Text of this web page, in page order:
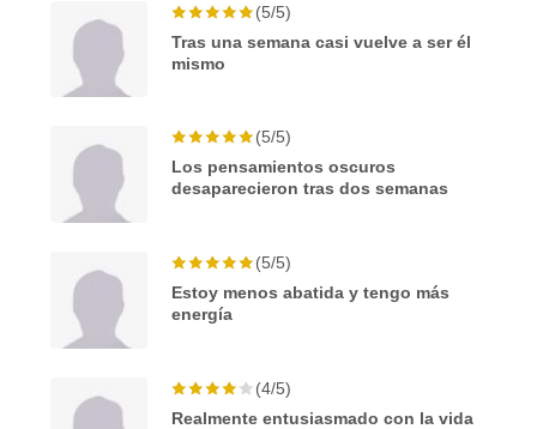
(5/5)
Tras una semana casi vuelve a ser él
mismo
(5/5)
Los pensamientos oscuros
desaparecieron tras dos semanas
(5/5)
Estoy menos abatida y tengo más
energía
(4/5)
Realmente entusiasmado con la vida